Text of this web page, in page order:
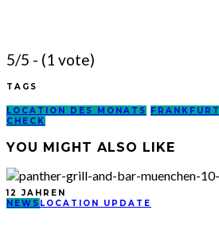
5/5 - (1 vote)
TAGS
LOCATION DES MONATS FRANKFURT
CHECK
YOU MIGHT ALSO LIKE
12 JAHREN
NEWS LOCATION UPDATE